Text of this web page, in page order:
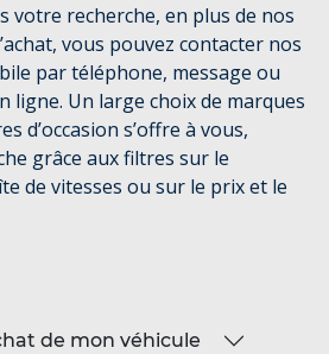
votre recherche, en plus de nos
vous pouvez contacter nos
par téléphone, message ou
ligne. Un large choix de marques
d’occasion s’offre à vous,
grâce aux filtres sur le
de vitesses ou sur le prix et le
de mon véhicule